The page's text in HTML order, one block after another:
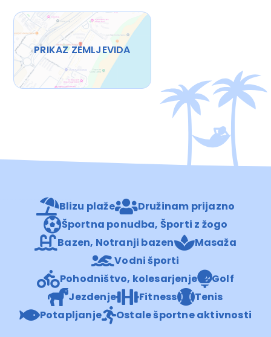
PRIKAZ ZEMLJEVIDA
Blizu plaže
Družinam prijazno
Športna ponudba, Športi z žogo
Bazen, Notranji bazen
Masaža
Vodni športi
Pohodništvo, kolesarjenje
Golf
Jezdenje
Fitness
Tenis
Potapljanje
Ostale športne aktivnosti